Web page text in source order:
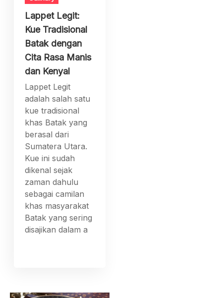
Lappet Legit:
Kue Tradisional
Batak dengan
Cita Rasa Manis
dan Kenyal
Lappet Legit
adalah salah satu
kue tradisional
khas Batak yang
berasal dari
Sumatera Utara.
Kue ini sudah
dikenal sejak
zaman dahulu
sebagai camilan
khas masyarakat
Batak yang sering
disajikan dalam a